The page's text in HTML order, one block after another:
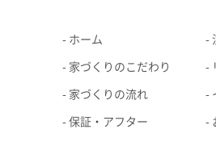
ホーム
家づくりのこだわり
家づくりの流れ
保証・アフター